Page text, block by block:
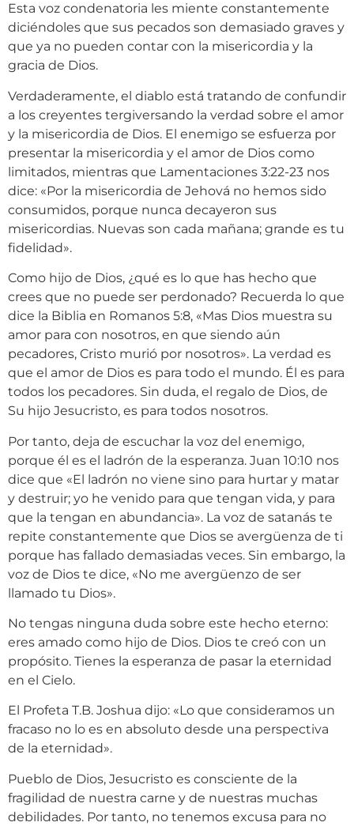
Esta voz condenatoria les miente constantemente
diciéndoles que sus pecados son demasiado graves y
que ya no pueden contar con la misericordia y la
gracia de Dios.
Verdaderamente, el diablo está tratando de confundir
a los creyentes tergiversando la verdad sobre el amor
y la misericordia de Dios. El enemigo se esfuerza por
presentar la misericordia y el amor de Dios como
limitados, mientras que Lamentaciones 3:22-23 nos
dice: «Por la misericordia de Jehová no hemos sido
consumidos, porque nunca decayeron sus
misericordias. Nuevas son cada mañana; grande es tu
fidelidad».
Como hijo de Dios, ¿qué es lo que has hecho que
crees que no puede ser perdonado? Recuerda lo que
dice la Biblia en Romanos 5:8, «Mas Dios muestra su
amor para con nosotros, en que siendo aún
pecadores, Cristo murió por nosotros». La verdad es
que el amor de Dios es para todo el mundo. Él es para
todos los pecadores. Sin duda, el regalo de Dios, de
Su hijo Jesucristo, es para todos nosotros.
Por tanto, deja de escuchar la voz del enemigo,
porque él es el ladrón de la esperanza. Juan 10:10 nos
dice que «El ladrón no viene sino para hurtar y matar
y destruir; yo he venido para que tengan vida, y para
que la tengan en abundancia». La voz de satanás te
repite constantemente que Dios se avergüenza de ti
porque has fallado demasiadas veces. Sin embargo, la
voz de Dios te dice, «No me avergüenzo de ser
llamado tu Dios».
No tengas ninguna duda sobre este hecho eterno:
eres amado como hijo de Dios. Dios te creó con un
propósito. Tienes la esperanza de pasar la eternidad
en el Cielo.
El Profeta T.B. Joshua dijo: «Lo que consideramos un
fracaso no lo es en absoluto desde una perspectiva
de la eternidad».
Pueblo de Dios, Jesucristo es consciente de la
fragilidad de nuestra carne y de nuestras muchas
debilidades. Por tanto, no tenemos excusa para no